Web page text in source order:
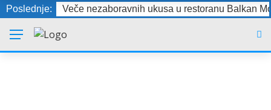
Poslednje: Veče nezaboravnih ukusa u restoranu Balkan